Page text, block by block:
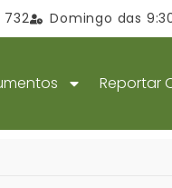
Domingo das 9:30
Reportar